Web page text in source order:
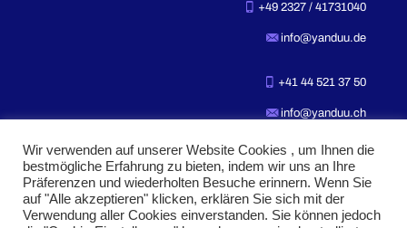
+49 2327 / 41731040
info@yanduu.de
+41 44 521 37 50
info@yanduu.ch
Wir verwenden auf unserer Website Cookies , um Ihnen die
bestmögliche Erfahrung zu bieten, indem wir uns an Ihre
Präferenzen und wiederholten Besuche erinnern. Wenn Sie
auf "Alle akzeptieren" klicken, erklären Sie sich mit der
Verwendung aller Cookies einverstanden. Sie können jedoch